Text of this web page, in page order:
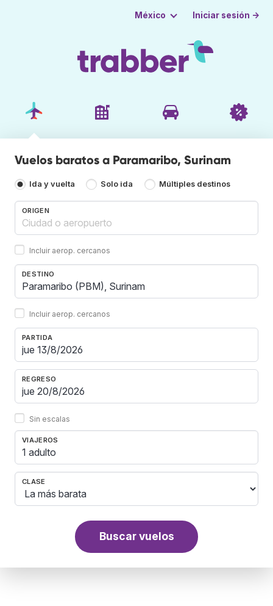
México Iniciar sesión →
Vuelos baratos a Paramaribo, Surinam
Ida y vuelta Solo ida Múltiples destinos
ORIGEN
Incluir aerop. cercanos
DESTINO
Incluir aerop. cercanos
PARTIDA
REGRESO
Sin escalas
VIAJEROS
1 adulto
CLASE
Buscar vuelos